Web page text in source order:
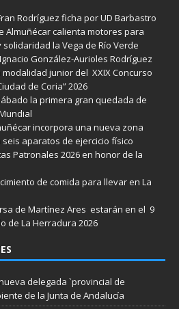
Rodríguez ficha por UD Barbastro
Almuñécar calienta motores para
la Vega de Río Verde
González-Aurioles Rodríguez
junior del XXIX Concurso
de Coria” 2026
la primera gran quedada de
incorpora una nueva zona
aparatos de ejercicio físico
Patronales 2026 en honor de la
de comida para llevar en La
de Martínez Ares estarán en el 9
de La Herradura 2026
delegada `provincial de
de la Junta de Andalucía